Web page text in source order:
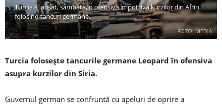
FOTO: MEDIA
Turcia a lansat, sâmbătă, o ofensivă împotriva kurzilor din Afrin
folosind tancuri germane.
Turcia folosește tancurile germane Leopard în ofensiva
asupra kurzilor din Siria.
Guvernul german se confruntă cu apeluri de oprire a